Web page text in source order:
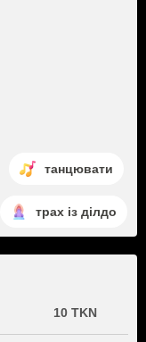
танцювати
трах із ділдо
10 TKN